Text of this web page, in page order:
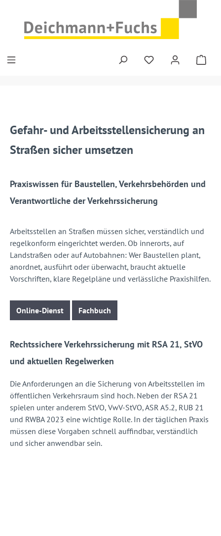
Gefahr- und Arbeitsstellensicherung an
Straßen sicher umsetzen
Praxiswissen für Baustellen, Verkehrsbehörden und
Verantwortliche der Verkehrssicherung
Arbeitsstellen an Straßen müssen sicher, verständlich und
regelkonform eingerichtet werden. Ob innerorts, auf
Landstraßen oder auf Autobahnen: Wer Baustellen plant,
anordnet, ausführt oder überwacht, braucht aktuelle
Vorschriften, klare Regelpläne und verlässliche Praxishilfen.
Online-Dienst Fachbuch
Rechtssichere Verkehrssicherung mit RSA 21, StVO
und aktuellen Regelwerken
Die Anforderungen an die Sicherung von Arbeitsstellen im
öffentlichen Verkehrsraum sind hoch. Neben der RSA 21
spielen unter anderem StVO, VwV-StVO, ASR A5.2, RUB 21
und RWBA 2023 eine wichtige Rolle. In der täglichen Praxis
müssen diese Vorgaben schnell auffindbar, verständlich
und sicher anwendbar sein.